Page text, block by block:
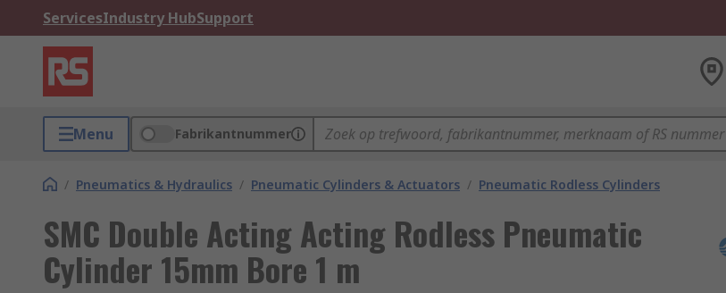
ServicesIndustry HubSupport
Menu Fabrikantnummer
/ Pneumatics & Hydraulics / Pneumatic Cylinders & Actuators / Pneumatic Rodless Cylinders
SMC Double Acting Acting Rodless Pneumatic
Cylinder 15mm Bore 1 m